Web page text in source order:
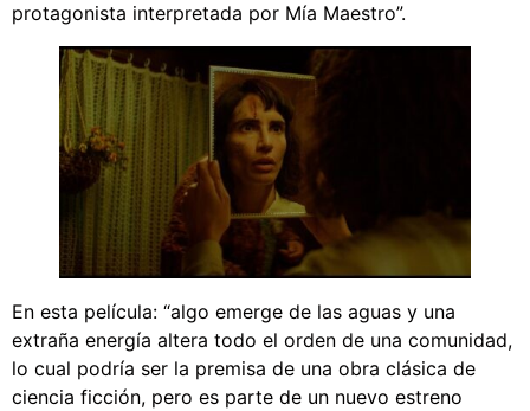
protagonista interpretada por Mía Maestro”.
En esta película: “algo emerge de las aguas y una
extraña energía altera todo el orden de una comunidad,
lo cual podría ser la premisa de una obra clásica de
ciencia ficción, pero es parte de un nuevo estreno